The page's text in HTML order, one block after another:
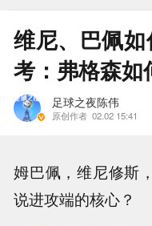
维尼、巴佩
考：弗格森如
足球之夜陈伟
原创作者 02.02 15:41
姆巴佩，维尼修斯
说进攻端的核心？